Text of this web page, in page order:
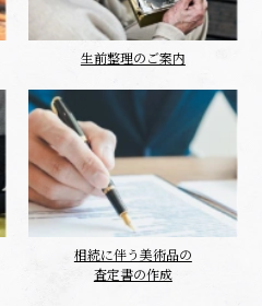
生前整理のご案内
相続に伴う美術品の
査定書の作成